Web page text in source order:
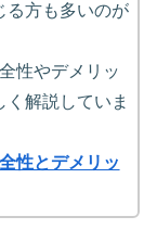
る方も多いのが
性やデメリッ
く解説していま
性とデメリッ